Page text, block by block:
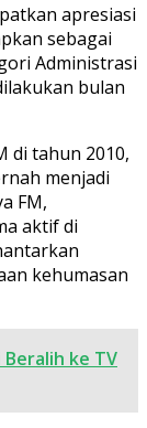
apresiasi
sebagai
Administrasi
bulan
di tahun 2010,
menjadi
FM,
aktif di
kehumasan
Beralih ke TV